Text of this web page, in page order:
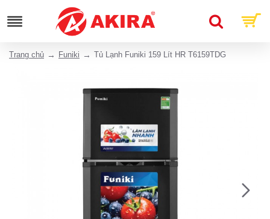
Trang chủ Funiki Tủ Lạnh Funiki 159 Lít HR T6159TDG